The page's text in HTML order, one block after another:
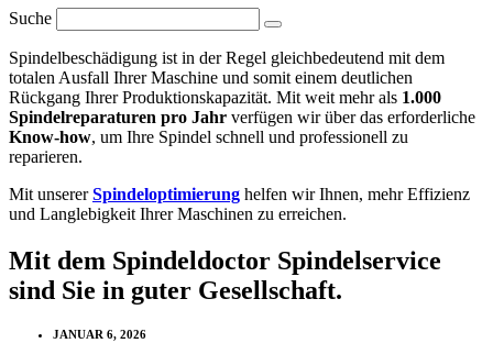
Suche
Spindelbeschädigung ist in der Regel gleichbedeutend mit dem
totalen Ausfall Ihrer Maschine und somit einem deutlichen
Rückgang Ihrer Produktionskapazität. Mit weit mehr als 1.000
Spindelreparaturen pro Jahr verfügen wir über das erforderliche
Know-how, um Ihre Spindel schnell und professionell zu
reparieren.
Mit unsererSpindeloptimierung helfen wir Ihnen, mehr Effizienz
und Langlebigkeit Ihrer Maschinen zu erreichen.
Mit dem Spindeldoctor Spindelservice
sind Sie in guter Gesellschaft.
JANUAR 6, 2026